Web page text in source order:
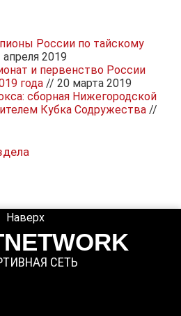
России по тайскому
2019
и первенство России
года // 20 марта 2019
сборная Нижегородской
Кубка Содружества //
СЕТЬ
Наверх